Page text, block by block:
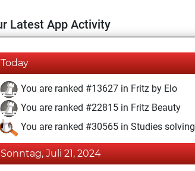
Latest App Activity
Today
You are ranked #13627 in Fritz by Elo
You are ranked #22815 in Fritz Beauty
You are ranked #30565 in Studies solving
Sonntag, Juli 21, 2024